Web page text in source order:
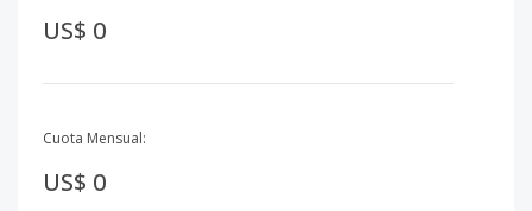
US$ 0
Cuota Mensual:
US$ 0